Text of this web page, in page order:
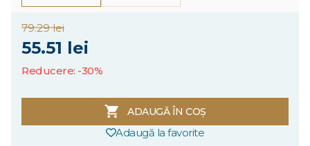
79.29 lei
55.51 lei
Reducere: -30%
ADAUGĂ ÎN COȘ
Adaugă la favorite